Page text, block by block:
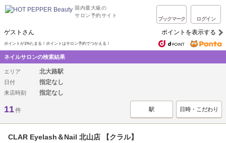
国内最大級の
サロン予約サイト
ブックマーク ログイン
ゲストさん ポイントを表示する
ポイントが1%たまる！ポイントはサロン予約でつかえる！
ネイルサロンの検索結果
エリア 北大路駅
日付 指定なし
来店時刻 指定なし
11件 駅 日時・こだわり
CLAR Eyelash＆Nail 北山店 【クラル】